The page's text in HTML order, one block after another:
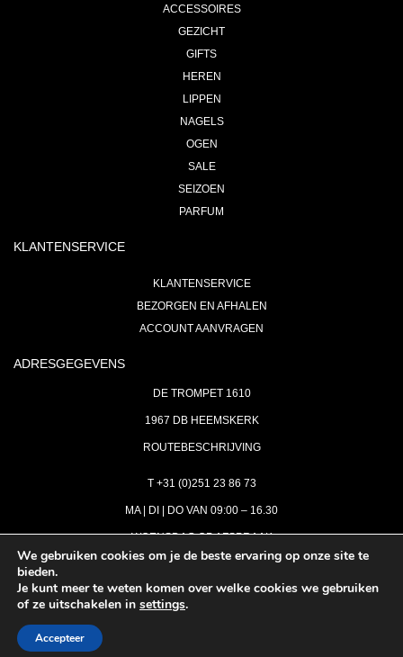
ACCESSOIRES
GEZICHT
GIFTS
HEREN
LIPPEN
NAGELS
OGEN
SALE
SEIZOEN
PARFUM
KLANTENSERVICE
KLANTENSERVICE
BEZORGEN EN AFHALEN
ACCOUNT AANVRAGEN
ADRESGEGEVENS
DE TROMPET 1610
1967 DB HEEMSKERK
ROUTEBESCHRIJVING
T +31 (0)251 23 86 73
MA | DI | DO VAN 09:00 – 16.30
WOENSDAG OP AFSPRAAK
INFO@ASTH.NL
We gebruiken cookies om je de beste ervaring op onze site te
bieden.
Je kunt meer te weten komen over welke cookies we gebruiken
of ze uitschakelen in settings.
Accepteer